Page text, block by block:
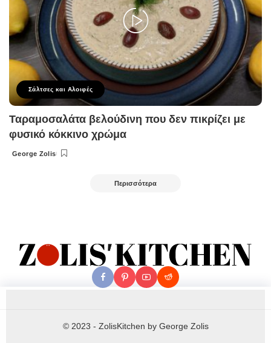
Σάλτσες και Αλοιφές
Ταραμοσαλάτα βελούδινη που δεν πικρίζει με
φυσικό κόκκινο χρώμα
Posted
George Zolis
Περισσότερα
© 2023 - ZolisKitchen by George Zolis